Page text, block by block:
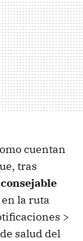
cuentan
tras
en la ruta
>
salud del